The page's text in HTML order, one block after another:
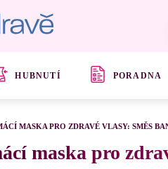
HUBNUTÍ PORADNA
MASKA PRO ZDRAVÉ VLASY: SMĚS
maska pro